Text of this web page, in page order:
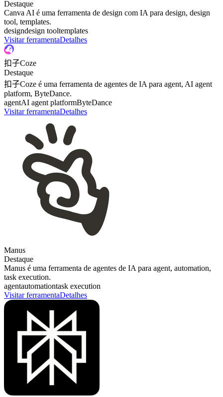
Destaque
Canva AI é uma ferramenta de design com IA para design, design
tool, templates.
designdesign tooltemplates
Visitar ferramentaDetalhes
扣子Coze
Destaque
扣子Coze é uma ferramenta de agentes de IA para agent, AI agent
platform, ByteDance.
agentAI agent platformByteDance
Visitar ferramentaDetalhes
Manus
Destaque
Manus é uma ferramenta de agentes de IA para agent, automation,
task execution.
agentautomationtask execution
Visitar ferramentaDetalhes